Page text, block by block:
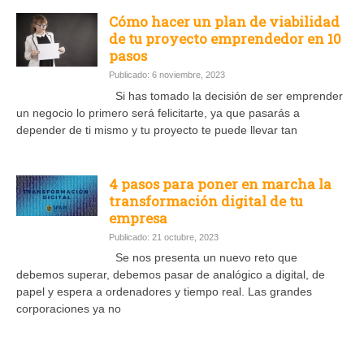
Cómo hacer un plan de viabilidad
de tu proyecto emprendedor en 10
pasos
Publicado: 6 noviembre, 2023
Si has tomado la decisión de ser emprender
un negocio lo primero será felicitarte, ya que pasarás a
depender de ti mismo y tu proyecto te puede llevar tan
4 pasos para poner en marcha la
transformación digital de tu
empresa
Publicado: 21 octubre, 2023
Se nos presenta un nuevo reto que
debemos superar, debemos pasar de analógico a digital, de
papel y espera a ordenadores y tiempo real. Las grandes
corporaciones ya no